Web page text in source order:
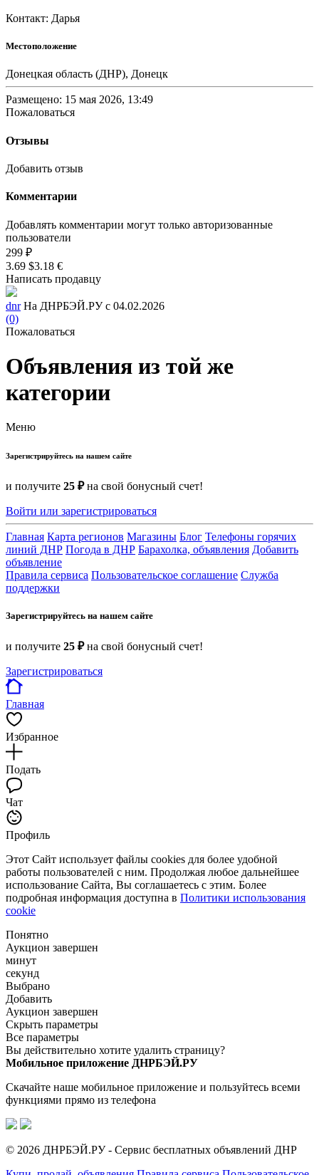
Контакт: Дарья
Местоположение
Донецкая область (ДНР), Донецк
Размещено: 15 мая 2026, 13:49
Пожаловаться
Отзывы
Добавить отзыв
Комментарии
Добавлять комментарии могут только авторизованные
пользователи
299 ₽
3.69 $3.18 €
Написать продавцу
dnr На ДНРБЭЙ.РУ с 04.02.2026
(0)
Пожаловаться
Объявления из той же
категории
Меню
Зарегистрируйтесь на нашем сайте
и получите 25 ₽на свой бонусный счет!
Войти или зарегистрироваться
Главная Карта регионов Магазины Блог Телефоны горячих
линий ДНР Погода в ДНР Барахолка, объявления Добавить
объявление
Правила сервиса Пользовательское соглашение Служба
поддержки
Зарегистрируйтесь на нашем сайте
и получите 25 ₽на свой бонусный счет!
Зарегистрироваться
Главная
Избранное
Подать
Чат
Профиль
Этот Сайт использует файлы cookies для более удобной
работы пользователей с ним. Продолжая любое дальнейшее
использование Сайта, Вы соглашаетесь с этим. Более
подробная информация доступна в Политики использования
cookie
Понятно
Аукцион завершен
минут
секунд
Выбрано
Добавить
Аукцион завершен
Скрыть параметры
Все параметры
Вы действительно хотите удалить страницу?
Мобильное приложение ДНРБЭЙ.РУ
Скачайте наше мобильное приложение и пользуйтесь всеми
функциями прямо из телефона
© 2026 ДНРБЭЙ.РУ - Сервис бесплатных объявлений ДНР